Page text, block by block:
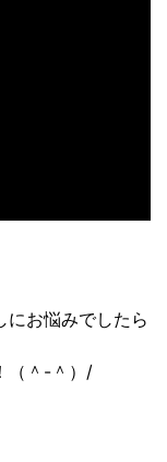
にお悩みでしたら
（＾-＾）/